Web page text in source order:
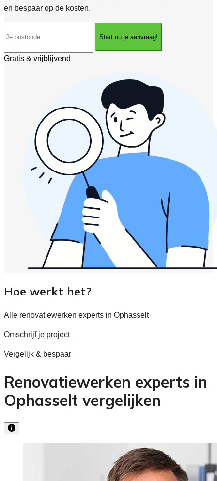
en bespaar op de kosten.
Start nu je aanvraag!
Gratis & vrijblijvend
Hoe werkt het?
Alle renovatiewerken experts in Ophasselt
Omschrijf je project
Vergelijk & bespaar
Renovatiewerken experts in
Ophasselt vergelijken